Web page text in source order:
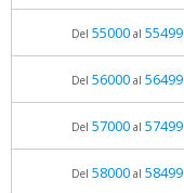
Del 55000al 55499
Del 56000al 56499
Del 57000al 57499
Del 58000al 58499